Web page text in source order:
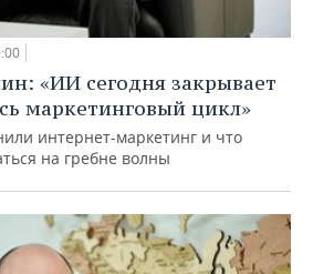
«ИИ сегодня закрывает
маркетинговый цикл»
интернет-маркетинг и что
на гребне волны